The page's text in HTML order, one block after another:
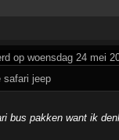
op woensdag 24 mei
safari jeep
bus pakken want ik